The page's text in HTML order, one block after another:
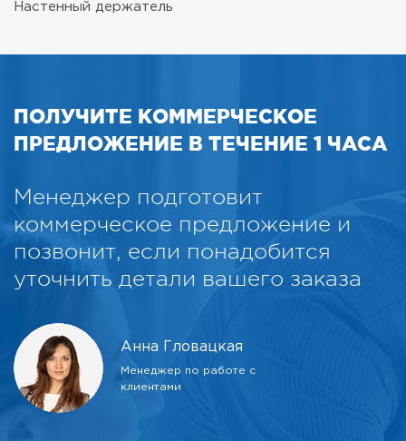
Настенный держатель
ПОЛУЧИТЕ КОММЕРЧЕСКОЕ
ПРЕДЛОЖЕНИЕ В ТЕЧЕНИЕ 1 ЧАСА
Менеджер подготовит
коммерческое предложение и
позвонит, если понадобится
уточнить детали вашего заказа
Анна Гловацкая
Менеджер по работе с
клиентами